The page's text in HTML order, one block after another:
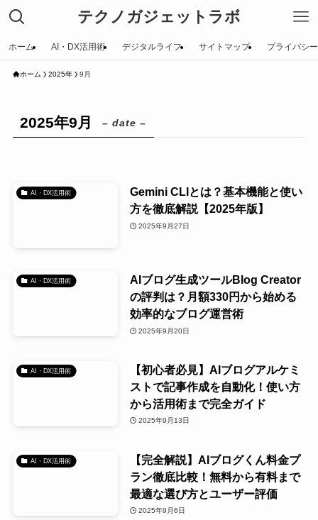
テクノガジェットラボ
ホーム AI・DX活用術 デジタルライフ サイトマップ プライバシ
ホーム 2025年 9月
2025年9月 – date –
AI・DX活用術
Gemini CLIとは？基本機能と使い
方を徹底解説【2025年版】
2025年9月27日
AI・DX活用術
AIブログ生成ツールBlog Creator
の評判は？月額330円から始める
効率的なブログ運営術
2025年9月20日
AI・DX活用術
【初心者必見】AIブログアルケミ
ストで記事作成を自動化！使い方
から活用術まで完全ガイド
2025年9月13日
AI・DX活用術
【完全解説】AIブログくん料金プ
ラン徹底比較！無料から有料まで
最適な選び方とユーザー評価
2025年9月6日